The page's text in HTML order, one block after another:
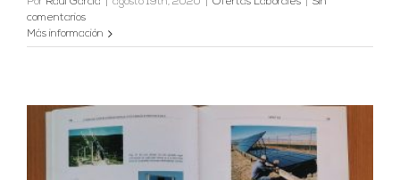
comentarios
Más información